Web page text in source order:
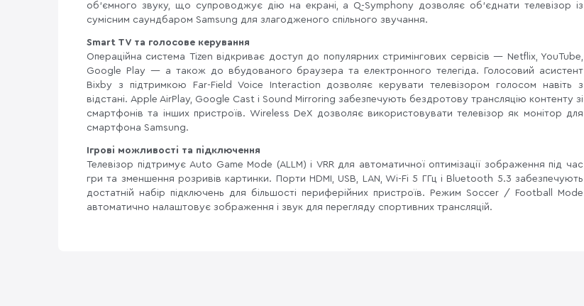
об'ємного звуку, що супроводжує дію на екрані, а Q-Symphony дозволяє об'єднати телевізор із
сумісним саундбаром Samsung для злагодженого спільного звучання.
Smart TV та голосове керування
Операційна система Tizen відкриває доступ до популярних стримінгових сервісів — Netflix, YouTube,
Google Play — а також до вбудованого браузера та електронного телегіда. Голосовий асистент
Bixby з підтримкою Far-Field Voice Interaction дозволяє керувати телевізором голосом навіть з
відстані. Apple AirPlay, Google Cast і Sound Mirroring забезпечують бездротову трансляцію контенту зі
смартфонів та інших пристроїв. Wireless DeX дозволяє використовувати телевізор як монітор для
смартфона Samsung.
Ігрові можливості та підключення
Телевізор підтримує Auto Game Mode (ALLM) і VRR для автоматичної оптимізації зображення під час
гри та зменшення розривів картинки. Порти HDMI, USB, LAN, Wi-Fi 5 ГГц і Bluetooth 5.3 забезпечують
достатній набір підключень для більшості периферійних пристроїв. Режим Soccer / Football Mode
автоматично налаштовує зображення і звук для перегляду спортивних трансляцій.